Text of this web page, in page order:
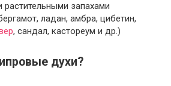
запахами
ладан, амбра, цибетин,
, сандал, кастореум и др.)
духи?